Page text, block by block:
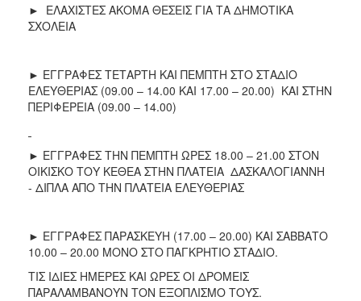
► ΕΛΑΧΙΣΤΕΣ ΑΚΟΜΑ ΘΕΣΕΙΣ ΓΙΑ ΤΑ ΔΗΜΟΤΙΚΑ
ΣΧΟΛΕΙΑ
► ΕΓΓΡΑΦΕΣ ΤΕΤΑΡΤΗ ΚΑΙ ΠΕΜΠΤΗ ΣΤΟ ΣΤΑΔΙΟ
ΕΛΕΥΘΕΡΙΑΣ (09.00 – 14.00 ΚΑΙ 17.00 – 20.00) ΚΑΙ ΣΤΗΝ
ΠΕΡΙΦΕΡΕΙΑ (09.00 – 14.00)
► ΕΓΓΡΑΦΕΣ ΤΗΝ ΠΕΜΠΤΗ ΩΡΕΣ 18.00 – 21.00 ΣΤΟΝ
ΟΙΚΙΣΚΟ ΤΟΥ ΚΕΘΕΑ ΣΤΗΝ ΠΛΑΤΕΙΑ ΔΑΣΚΑΛΟΓΙΑΝΝΗ
- ΔΙΠΛΑ ΑΠΟ ΤΗΝ ΠΛΑΤΕΙΑ ΕΛΕΥΘΕΡΙΑΣ
► ΕΓΓΡΑΦΕΣ ΠΑΡΑΣΚΕΥΗ (17.00 – 20.00) ΚΑΙ ΣΑΒΒΑΤΟ
10.00 – 20.00 ΜΟΝΟ ΣΤΟ ΠΑΓΚΡΗΤΙΟ ΣΤΑΔΙΟ.
ΤΙΣ ΙΔΙΕΣ ΗΜΕΡΕΣ ΚΑΙ ΩΡΕΣ ΟΙ ΔΡΟΜΕΙΣ
ΠΑΡΑΛΑΜΒΑΝΟΥΝ ΤΟΝ ΕΞΟΠΛΙΣΜΟ ΤΟΥΣ.